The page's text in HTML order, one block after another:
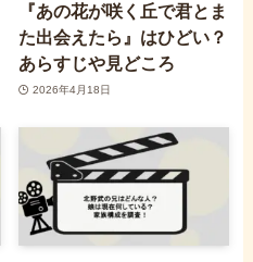
『あの花が咲く丘で君とま
た出会えたら』はひどい？
あらすじや見どころ
2026年4月18日